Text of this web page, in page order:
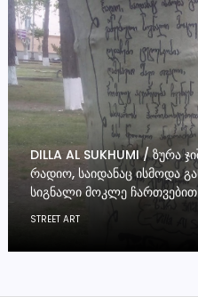
DILLA AL SUKHUMI / ᲖᲣᲠᲐ
ᲠᲐᲓᲘᲝ, ᲡᲐᲘᲓᲐᲜᲐᲪ ᲘᲡᲛᲝᲓᲐ
ᲡᲘᲒᲜᲐᲚᲘ ᲛᲝᲙᲚᲔ ᲩᲐᲠᲗᲕᲔᲑᲘᲗ
STREET ART